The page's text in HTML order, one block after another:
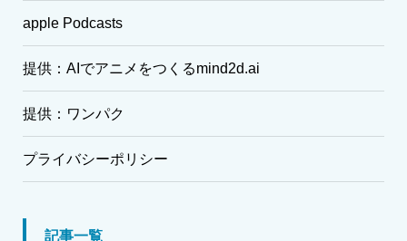
apple Podcasts
提供：AIでアニメをつくるmind2d.ai
提供：ワンパク
プライバシーポリシー
記事一覧